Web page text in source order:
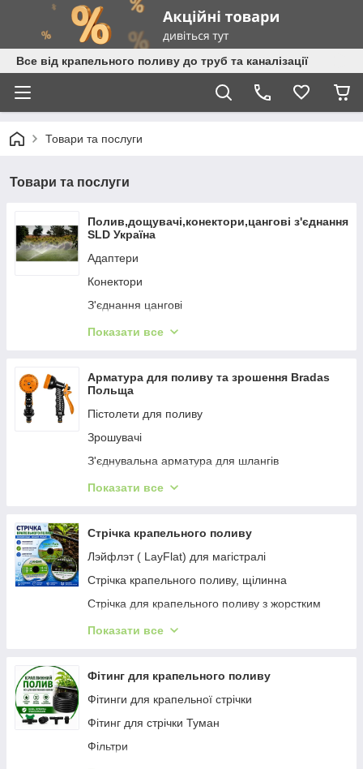
Все від крапельного поливу до труб та каналізації
Товари та послуги
Товари та послуги
Полив,дощувачі,конектори,цангові з'єднання
SLD Україна
Адаптери
Конектори
З'єднання цангові
Розпилювачі ручні
Трубки з'єднувальні
Кути з'єднувальні
Трійники з'єднувальні
Хрести з'єднувальні
Штуцери
Дождеватели
З'єднання нарізні
Насадки розпилювальні
Крани кульові
Розпилювачі «Равлик»
Комплекти душові
Показати все
Арматура для поливу та зрошення Bradas
Польща
Пістолети для поливу
Зрошувачі
З'єднувальна арматура для шлангів
Штати-триноги
Зрошувачі PROFI
Зрошувачі професійні
Показати все
Стрічка крапельного поливу
Лэйфлэт ( LayFlat) для магістралі
Стрічка крапельного поливу, щілинна
Стрічка для крапельного поливу з жорстким
Показати все
Фітинг для крапельного поливу
Фітинги для крапельної стрічки
Фітинг для стрічки Туман
Фільтри